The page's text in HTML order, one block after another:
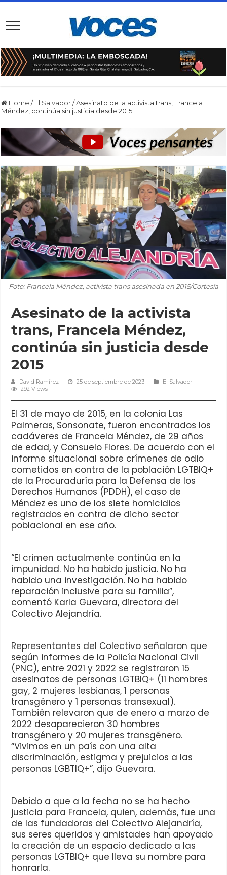
Home / El Salvador /Asesinato de la activista trans, Francela
Méndez, continúa sin justicia desde 2015
Foto: Francela Méndez, activista trans asesinada en 2015/Cortesía
Asesinato de la activista
trans, Francela Méndez,
continúa sin justicia desde
2015
David Ramírez 25 de septiembre de 2023
El Salvador
292 Views
El 31 de mayo de 2015, en la colonia Las
Palmeras, Sonsonate, fueron encontrados los
cadáveres de Francela Méndez, de 29 años
de edad, y Consuelo Flores. De acuerdo con el
informe situacional sobre crímenes de odio
cometidos en contra de la población LGTBIQ+
de la Procuraduría para la Defensa de los
Derechos Humanos (PDDH), el caso de
Méndez es uno de los siete homicidios
registrados en contra de dicho sector
poblacional en ese año.
“El crimen actualmente continúa en la
impunidad. No ha habido justicia. No ha
habido una investigación. No ha habido
reparación inclusive para su familia”,
comentó Karla Guevara, directora del
Colectivo Alejandría.
Representantes del Colectivo señalaron que
según informes de la Policía Nacional Civil
(PNC), entre 2021 y 2022 se registraron 15
asesinatos de personas LGTBIQ+ (11 hombres
gay, 2 mujeres lesbianas, 1 personas
transgénero y 1 personas transexual).
También relevaron que de enero a marzo de
2022 desaparecieron 30 hombres
transgénero y 20 mujeres transgénero.
“Vivimos en un país con una alta
discriminación, estigma y prejuicios a las
personas LGBTIQ+”, dijo Guevara.
Debido a que a la fecha no se ha hecho
justicia para Francela, quien, además, fue una
de las fundadoras del Colectivo Alejandría,
sus seres queridos y amistades han apoyado
la creación de un espacio dedicado a las
personas LGTBIQ+ que lleva su nombre para
honrarla.